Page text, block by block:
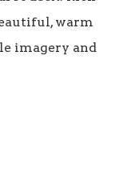
warm
imagery and